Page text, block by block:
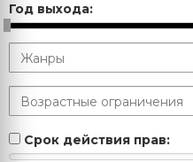
Год выхода:
Срок действия прав: